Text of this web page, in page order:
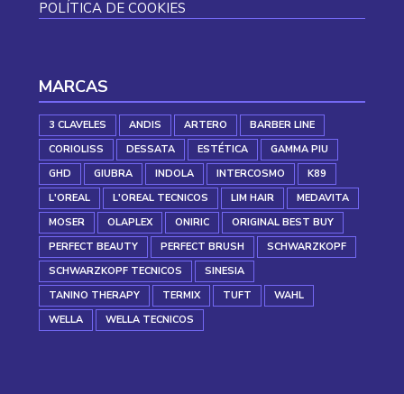
POLÍTICA DE COOKIES
MARCAS
3 CLAVELES ANDIS ARTERO
BARBER LINE
CORIOLISS
DESSATA ESTÉTICA
GAMMA PIU
GHD
GIUBRA INDOLA INTERCOSMO
K89
L'OREAL
L'OREAL TECNICOS LIM HAIR
MEDAVITA
MOSER
OLAPLEX ONIRIC
ORIGINAL BEST BUY
PERFECT BEAUTY
PERFECT BRUSH
SCHWARZKOPF
SCHWARZKOPF TECNICOS
SINESIA
TANINO THERAPY
TERMIX TUFT
WAHL
WELLA
WELLA TECNICOS